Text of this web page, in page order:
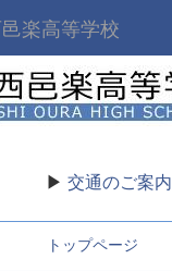
楽高等学校
▶ 交通のご案内
トップページ